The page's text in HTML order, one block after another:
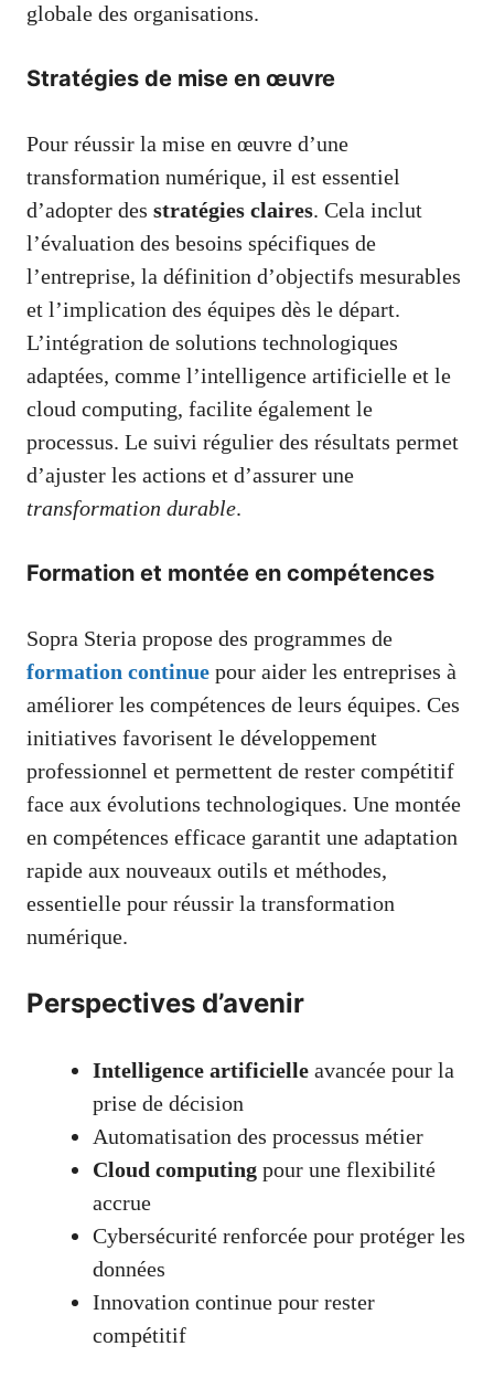
globale des organisations.
Stratégies de mise en œuvre
Pour réussir la mise en œuvre d’une
transformation numérique, il est essentiel
d’adopter des stratégies claires. Cela inclut
l’évaluation des besoins spécifiques de
l’entreprise, la définition d’objectifs mesurables
et l’implication des équipes dès le départ.
L’intégration de solutions technologiques
adaptées, comme l’intelligence artificielle et le
cloud computing, facilite également le
processus. Le suivi régulier des résultats permet
d’ajuster les actions et d’assurer une
transformation durable.
Formation et montée en compétences
Sopra Steria propose des programmes de
formation continue pour aider les entreprises à
améliorer les compétences de leurs équipes. Ces
initiatives favorisent le développement
professionnel et permettent de rester compétitif
face aux évolutions technologiques. Une montée
en compétences efficace garantit une adaptation
rapide aux nouveaux outils et méthodes,
essentielle pour réussir la transformation
numérique.
Perspectives d’avenir
Intelligence artificielle avancée pour la
prise de décision
Automatisation des processus métier
Cloud computing pour une flexibilité
accrue
Cybersécurité renforcée pour protéger les
données
Innovation continue pour rester
compétitif